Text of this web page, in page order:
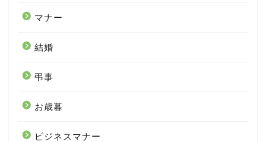
マナー
結婚
弔事
お歳暮
ビジネスマナー